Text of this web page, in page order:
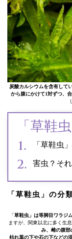
炭酸カルシウムを含有して
から腹にかけて1対ずつ、
「草鞋
「草鞋虫
害虫？そ
「草鞋虫」の分
「草鞋虫」は等脚目ワラジ
ますが、関東以北に多く生息
み、雌の腹部
枯れ葉の下や石の下などの